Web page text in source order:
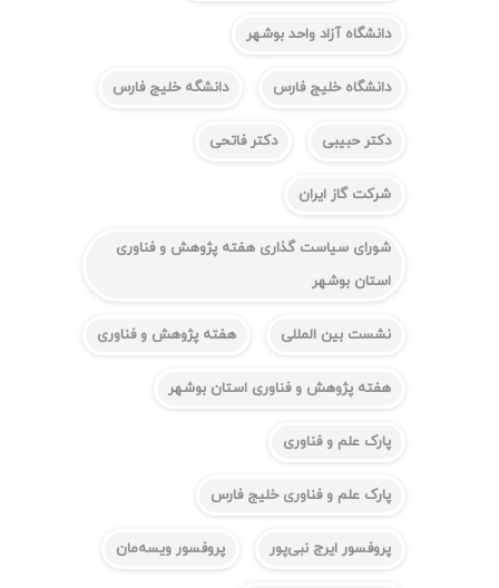
دانشگاه آزاد واحد بوشهر
دانشگاه خلیج فارس دانشگه خلیج فارس
دکتر حبیبی دکتر فاتحی
شرکت گاز ایران
شورای سیاست گذاری هفته پژوهش و فناوری
استان بوشهر
نشست بین المللی هفته پژوهش و فناوری
هفته پژوهش و فناوری استان بوشهر
پارک علم و فناوری
پارک علم و فناوری خلیج فارس
پروفسور ایرج نبی‌پور پروفسور ویسه‌مان